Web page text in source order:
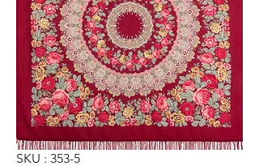
SKU : 353-5